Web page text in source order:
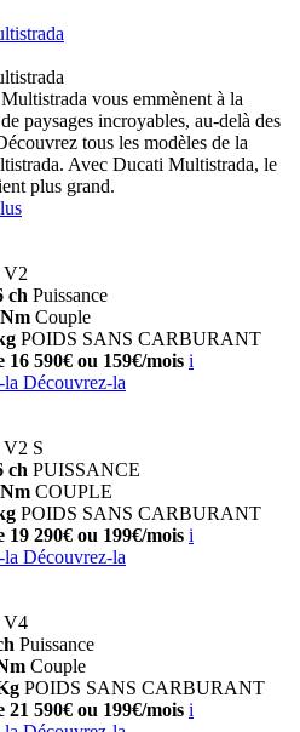
vous emmènent à la
paysages incroyables, au-delà des
tous les modèles de la
Avec Ducati Multistrada, le
plus grand.
V2
ch Puissance
Couple
POIDS SANS CARBURANT
590€ ou 159€/mois i
la Découvrez-la
V2 S
ch PUISSANCE
COUPLE
POIDS SANS CARBURANT
290€ ou 199€/mois i
la Découvrez-la
V4
Puissance
Couple
POIDS SANS CARBURANT
590€ ou 199€/mois i